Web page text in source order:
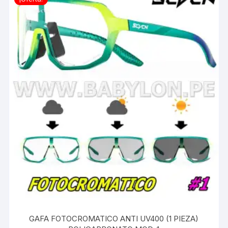
GAFA FOTOCROMATICO ANTI UV400 (1 PIEZA)